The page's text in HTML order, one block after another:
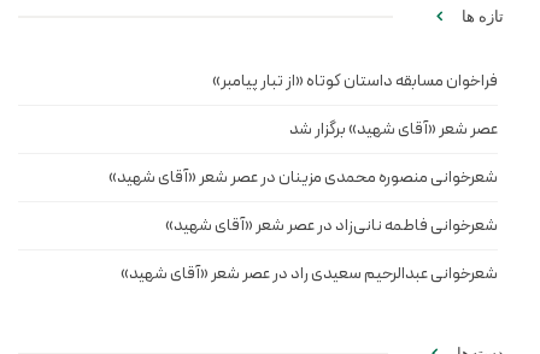
تازه ها
فراخوان مسابقه داستان کوتاه «از تبار پیامبر»
عصر شعر «آقای شهید» برگزار شد
شعرخوانی منصوره محمدی مزینان در عصر شعر «آقای شهید»
شعرخوانی فاطمه نانی‌زاد در عصر شعر «آقای شهید»
شعرخوانی عبدالرحیم سعیدی راد در عصر شعر «آقای شهید»